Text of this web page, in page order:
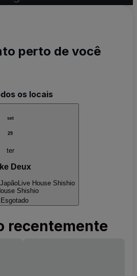
perto de você
os locais
set
29
ter
Deux
Live House Shishio
Shishio
Esgotado
recentemente